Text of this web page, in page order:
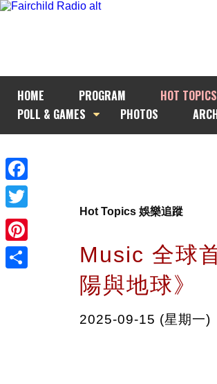
HOME PROGRAM HOT TOPICS
POLL & GAMES
PHOTOS
Facebook
Twitter
Pinterest
Hot Topics 娛樂追蹤
Music 全球
陽與地球》
2025-09-15 (星期一)